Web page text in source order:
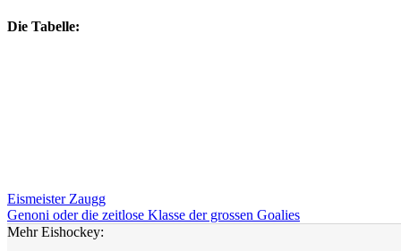
Die Tabelle:
Eismeister Zaugg
Genoni oder die zeitlose Klasse der grossen Goalies
Mehr Eishockey: